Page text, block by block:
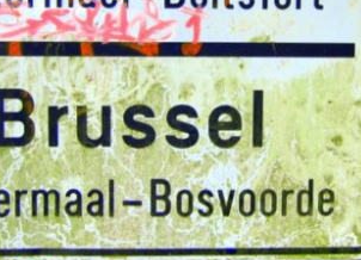
meilleurs musées et galleries à
Visiter à Bruxelles